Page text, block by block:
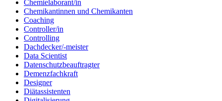
Chemielaborant/in
Chemikantinnen und Chemikanten
Coaching
Controller/in
Controlling
Dachdecker/-meister
Data Scientist
Datenschutzbeauftragter
Demenzfachkraft
Designer
Diätassistenten